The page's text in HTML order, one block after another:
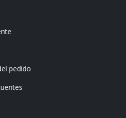
pedido